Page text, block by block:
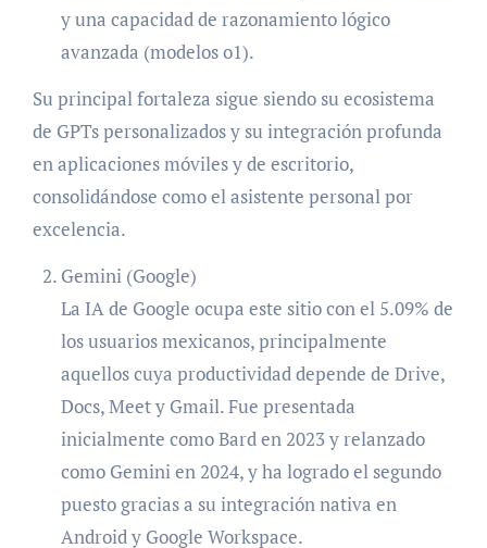
y una capacidad de razonamiento lógico
avanzada (modelos o1).
Su principal fortaleza sigue siendo su ecosistema
de GPTs personalizados y su integración profunda
en aplicaciones móviles y de escritorio,
consolidándose como el asistente personal por
excelencia.
Gemini (Google)
La IA de Google ocupa este sitio con el 5.09% de
los usuarios mexicanos, principalmente
aquellos cuya productividad depende de Drive,
Docs, Meet y Gmail. Fue presentada
inicialmente como Bard en 2023 y relanzado
como Gemini en 2024, y ha logrado el segundo
puesto gracias a su integración nativa en
Android y Google Workspace.